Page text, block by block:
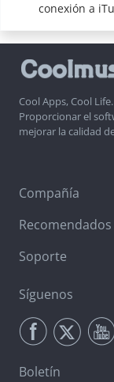
conexión a
Cool Apps, Cool Life.
Proporcionar el
mejorar la calidad
Compañía
Recomendados
Soporte
Síguenos
Boletín